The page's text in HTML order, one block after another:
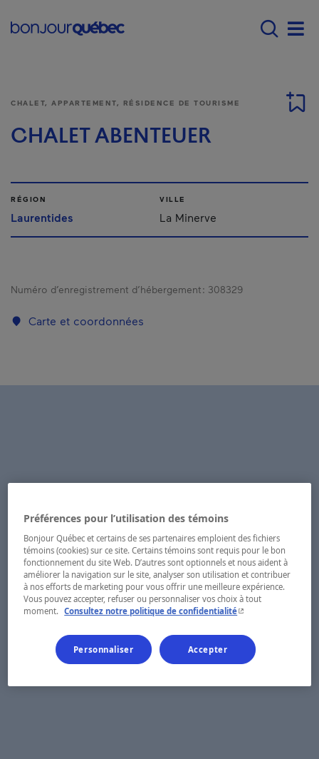
Main navigation -
CHALET, APPARTEMENT, RÉSIDENCE DE TOURISME
CHALET ABENTEUER
RÉGION
Laurentides
VILLE
La Minerve
Numéro d’enregistrement d’hébergement : 308329
Carte et coordonnées
Préférences pour l’utilisation des témoins
Bonjour Québec et certains de ses partenaires emploient des fichiers
témoins (cookies) sur ce site. Certains témoins sont requis pour le bon
fonctionnement du site Web. D’autres sont optionnels et nous aident à
améliorer la navigation sur le site, analyser son utilisation et contribuer
à nos efforts de marketing pour vous offrir une meilleure expérience.
Vous pouvez accepter, refuser ou personnaliser vos choix à tout
moment.
Consultez notre politique de confidentialité- Cet hyperlien
Personnaliser Accepter